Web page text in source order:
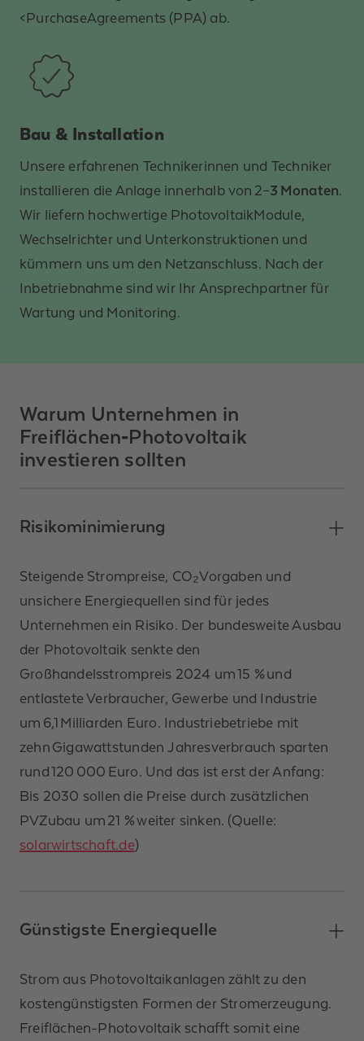
<PurchaseAgreements (PPA) ab.
Bau & Installation
Unsere erfahrenen Technikerinnen und Techniker
installieren die Anlage innerhalb von 2–3 Monaten.
Wir liefern hochwertige PhotovoltaikModule,
Wechselrichter und Unterkonstruktionen und
kümmern uns um den Netzanschluss. Nach der
Inbetriebnahme sind wir Ihr Ansprechpartner für
Wartung und Monitoring.
Warum Unternehmen in
Freiflächen‑Photovoltaik
investieren sollten
Risikominimierung
Steigende Strompreise, CO₂Vorgaben und
unsichere Energiequellen sind für jedes
Unternehmen ein Risiko. Der bundesweite Ausbau
der Photovoltaik senkte den
Großhandelsstrompreis 2024 um 15 % und
entlastete Verbraucher, Gewerbe und Industrie
um 6,1 Milliarden Euro. Industriebetriebe mit
zehn Gigawattstunden Jahresverbrauch sparten
rund 120 000 Euro. Und das ist erst der Anfang:
Bis 2030 sollen die Preise durch zusätzlichen
PVZubau um 21 % weiter sinken. (Quelle:
solarwirtschaft.de)
Günstigste Energiequelle
Strom aus Photovoltaikanlagen zählt zu den
kostengünstigsten Formen der Stromerzeugung.
Freiflächen-Photovoltaik schafft somit eine